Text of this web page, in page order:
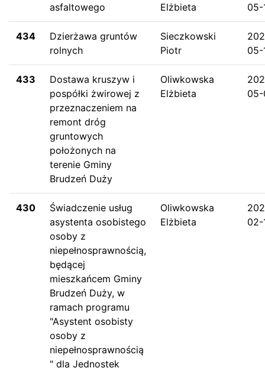
asfaltowego
Elżbieta
05-
434
Dzierżawa gruntów
rolnych
Sieczkowski
Piotr
05-
433
Dostawa kruszyw i
pospółki żwirowej z
przeznaczeniem na
remont dróg
gruntowych
położonych na
terenie Gminy
Brudzeń Duży
Oliwkowska
Elżbieta
05-
430
Świadczenie usług
asystenta osobistego
osoby z
niepełnosprawnością,
będącej
mieszkańcem Gminy
Brudzeń Duży, w
ramach programu
"Asystent osobisty
osoby z
niepełnosprawnością
" dla Jednostek
Oliwkowska
Elżbieta
02-